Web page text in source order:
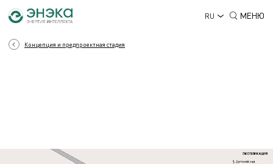
RU МЕНЮ
Концепция и предпроектная стадия